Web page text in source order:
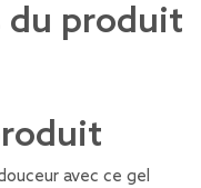
du produit
avec ce gel